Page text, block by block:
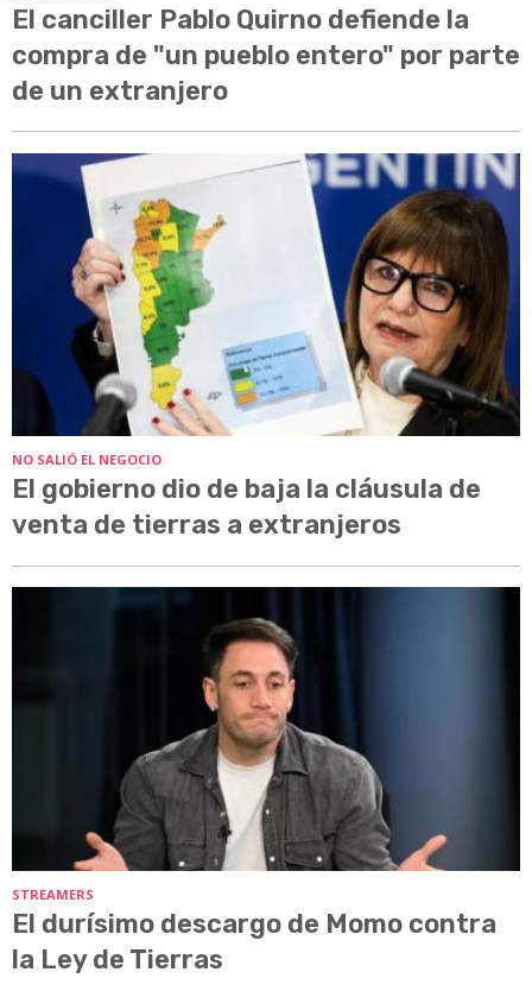
El canciller Pablo Quirno defiende la
compra de "un pueblo entero" por parte
de un extranjero
NO SALIÓ EL NEGOCIO
El gobierno dio de baja la cláusula de
venta de tierras a extranjeros
STREAMERS
El durísimo descargo de Momo contra
la Ley de Tierras